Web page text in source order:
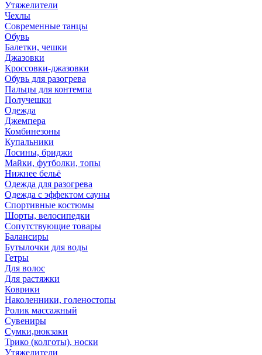
Утяжелители
Чехлы
Современные танцы
Обувь
Балетки, чешки
Джазовки
Кроссовки-джазовки
Обувь для разогрева
Пальцы для контемпа
Получешки
Одежда
Джемпера
Комбинезоны
Купальники
Лосины, бриджи
Майки, футболки, топы
Нижнее бельё
Одежда для разогрева
Одежда с эффектом сауны
Спортивные костюмы
Шорты, велосипедки
Сопутствующие товары
Балансиры
Бутылочки для воды
Гетры
Для волос
Для растяжки
Коврики
Наколенники, голеностопы
Ролик массажный
Сувениры
Сумки,рюкзаки
Трико (колготы), носки
Утяжелители